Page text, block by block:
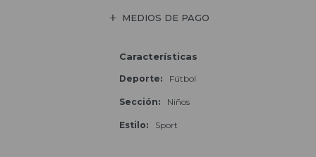
MEDIOS DE PAGO
Características
Deporte Fútbol
Sección Niños
Estilo Sport